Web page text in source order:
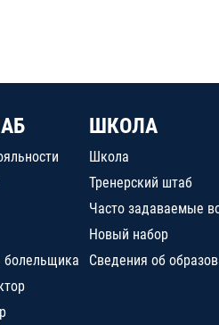
болельщика
ШКОЛА
Школа
Тренерский штаб
Часто задаваемые
Новый набор
Сведения об